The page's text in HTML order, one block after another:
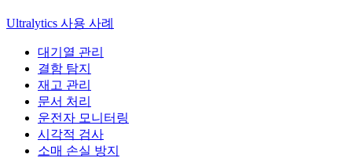
Ultralytics 사용 사례
대기열 관리
결함 탐지
재고 관리
문서 처리
운전자 모니터링
시각적 검사
소매 손실 방지